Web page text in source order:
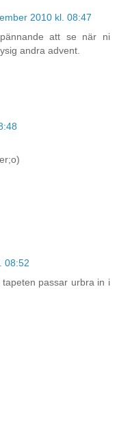
2010 kl. 08:47
att se när ni
andra advent.
08:52
passar urbra in i